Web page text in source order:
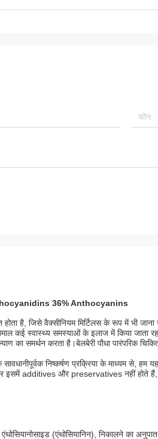
36% Anthocyanins
होता है, जिसे वैक्सीनियम मिर्टिलस के रूप में भी
स्वास्थ्य समस्याओं के इलाज में किया जाता रहा
का समर्थन करता है।बेलबेरी पौधा पारंपरिक
निष्कर्षण प्रक्रिया के माध्यम से, हम
इसमें additives और preservatives नहीं होते हैं,
एंथोसियानोसाइड (एंथोसियानिन), निकालने का